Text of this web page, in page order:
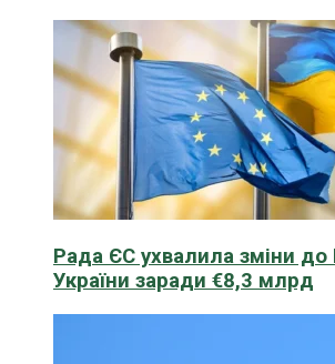
Рада ЄС ухвалила зміни
України заради €8,3 млрд